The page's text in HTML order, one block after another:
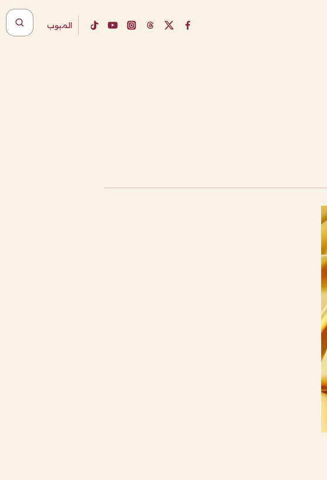
المبوب